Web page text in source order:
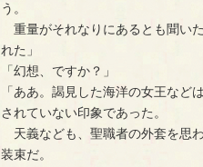
う。
重量がそれなりにあるとも聞い
れた」
「幻想、ですか？」
「ああ。謁見した海洋の女王な
されていない印象であった。
天義なども、聖職者の外套を思
装束だ。